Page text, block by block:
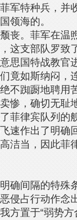
军特种兵，并
领海的。
丧。菲军在温
这支部队罗致
思国特战教官
竟如斯纳闷，
不踟蹰地聘用
惨，确切无耻
菲律宾队列的
速作出了明确
洁当，因此菲
确间隔的特殊
侵占行动作念
方置于“弱势方